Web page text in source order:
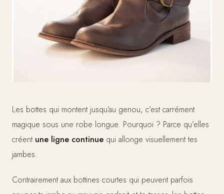
Les bottes qui montent jusqu’au genou, c’est carrément
magique sous une robe longue. Pourquoi ? Parce qu’elles
créent une ligne continue qui allonge visuellement tes
jambes.
Contrairement aux bottines courtes qui peuvent parfois